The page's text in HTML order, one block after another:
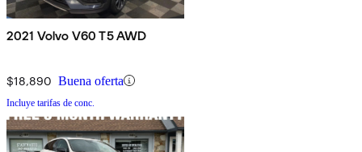
2021 Volvo V60 T5 AWD
$18,890 Buena oferta
Incluye tarifas de conc.